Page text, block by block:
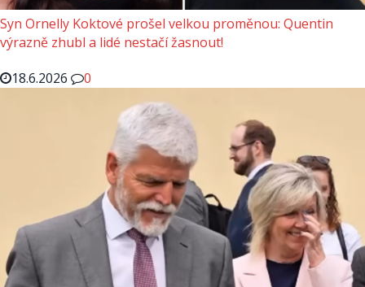
Syn Ornelly Koktové prošel velkou proměnou: Quentin
výrazně zhubl a lidé nestačí žasnout!
18.6.2026
0